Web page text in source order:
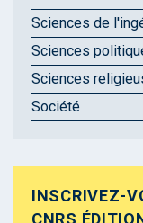
Sciences de
Sciences
Sciences
Société
INSCRIVEZ-
CNRS